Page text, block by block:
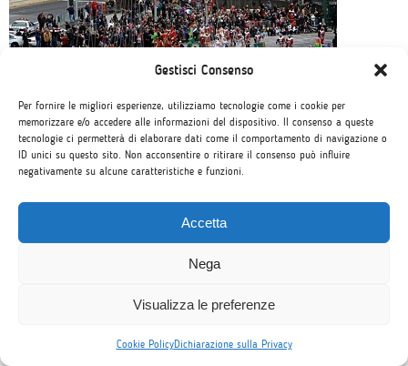
Gestisci Consenso
Per fornire le migliori esperienze, utilizziamo tecnologie come i cookie per
memorizzare e/o accedere alle informazioni del dispositivo. Il consenso a queste
tecnologie ci permetterà di elaborare dati come il comportamento di navigazione o
ID unici su questo sito. Non acconsentire o ritirare il consenso può influire
negativamente su alcune caratteristiche e funzioni.
Accetta
Nega
Visualizza le preferenze
Cookie PolicyDichiarazione sulla Privacy
Thanksgivin Day negli Stati Uniti,
‘Thanksgiving Day’,è una delle feste più amate in Nord
America.Fatta risalire alla metà del XVII secolo, la ricorrenza
oggi ha perso gran parte dei significati cristiani delle origini
edè diventata l’occasione per le famiglie statunitensi e
festa cade tradizionalmente il quarto giovedì di novembre
negli Stati Uniti, quindi oggi, e come sempre non potrà
mancare sulle tavole il popolare tacchino ripieno.Abbiamo
già parlato della differenza tra il Ringraziamento
Le origini cristiane
Secondo la tradizione,il Giorno del Ringraziamento ha